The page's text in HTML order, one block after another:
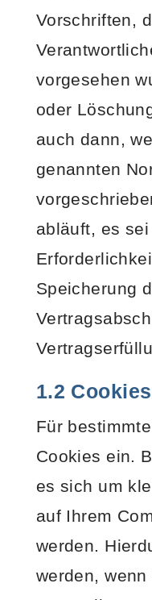
Vorschriften,
vorgesehen
oder
auch dann,
genannten
abläuft, es
Speicherung
1.2 Cookies
Für
Cookies ein.
es sich um
auf Ihrem
werden.
werden,